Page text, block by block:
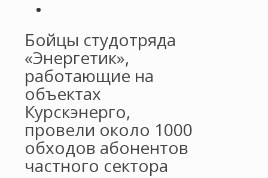
Бойцы студотряда
«Энергетик»,
работающие на
объектах
Курскэнерго,
провели около 1000
обходов абонентов
частного сектора